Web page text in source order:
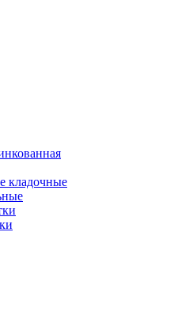
кладочные